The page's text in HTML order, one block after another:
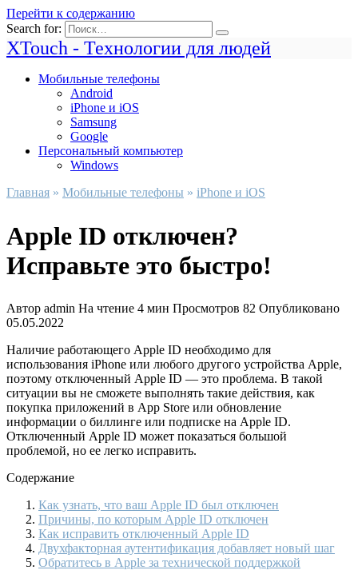
Перейти к содержанию
Search for:
XTouch - Технологии для людей
Мобильные телефоны
Android
iPhone и iOS
Samsung
Google
Персональный компьютер
Windows
Главная » Мобильные телефоны » iPhone и iOS
Apple ID отключен?
Исправьте это быстро!
Автор admin На чтение 4 мин Просмотров 82 Опубликовано
05.05.2022
Наличие работающего Apple ID необходимо для
использования iPhone или любого другого устройства Apple,
поэтому отключенный Apple ID — это проблема. В такой
ситуации вы не сможете выполнять такие действия, как
покупка приложений в App Store или обновление
информации о биллинге или подписке на Apple ID.
Отключенный Apple ID может показаться большой
проблемой, но ее легко исправить.
Содержание
Как узнать, что ваш Apple ID был отключен
Причины, по которым Apple ID отключен
Как исправить отключенный Apple ID
Двухфакторная аутентификация добавляет новый шаг
Обратитесь в Apple за технической поддержкой